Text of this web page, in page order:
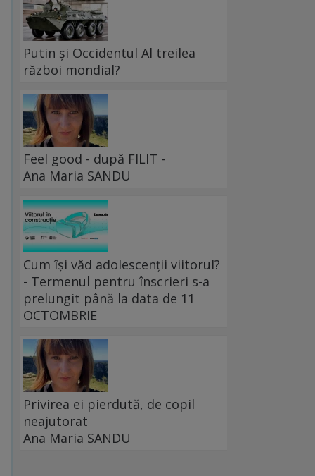
Putin și Occidentul Al treilea
război mondial?
Feel good - după FILIT -
Ana Maria SANDU
Cum își văd adolescenții viitorul?
- Termenul pentru înscrieri s-a
prelungit până la data de 11
OCTOMBRIE
Privirea ei pierdută, de copil
neajutorat
Ana Maria SANDU